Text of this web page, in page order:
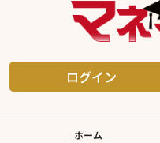
ログイン
ホーム